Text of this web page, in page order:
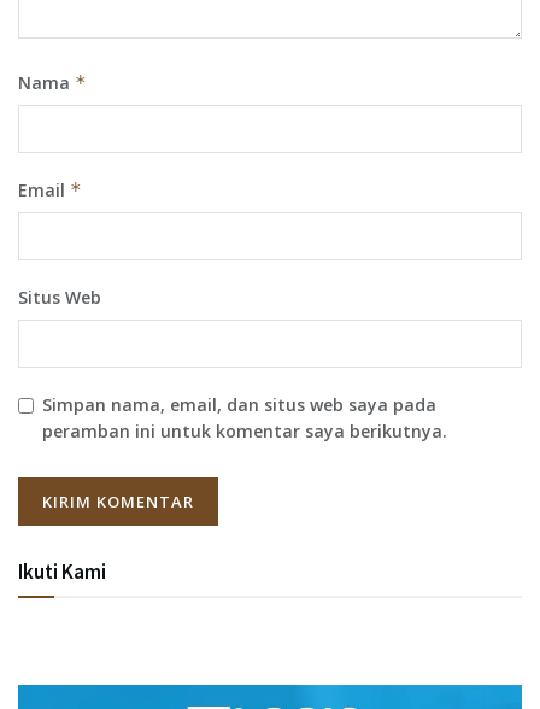
Nama *
Email *
Situs Web
Simpan nama, email, dan situs web saya pada
peramban ini untuk komentar saya berikutnya.
Ikuti Kami